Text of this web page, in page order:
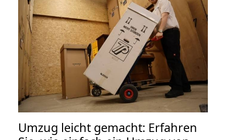
Umzug leicht gemacht: Erfahren